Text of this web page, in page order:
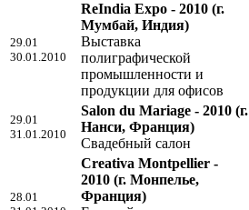
29.01
30.01.2010
ReIndia Expo - 2010 (г.
Мумбай, Индия)
Выставка
полиграфической
промышленности и
продукции для офисов
29.01
31.01.2010
Salon du Mariage - 2010 (г.
Нанси, Франция)
Свадебный салон
28.01
Creativa Montpellier -
2010 (г. Монпелье,
Франция)